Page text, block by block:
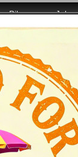
Bikers Jobs
- Bike &